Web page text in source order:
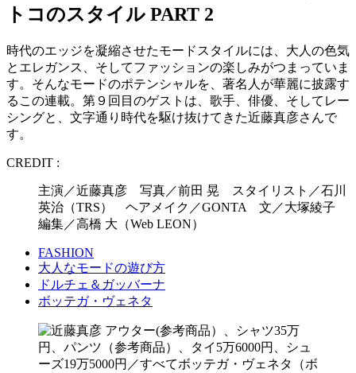
トコのスタイル PART 2
時代のエッジを凝縮させたモードスタイルには、大人の色気
とエレガンス、そしてファッションの楽しみがつまっていま
す。そんなモードのポテンシャルを、著名人が華麗に披露す
るこの連載。第９回目のゲストは、歌手、俳優、そしてレー
シングと、文字通り時代を駆け抜けてきた近藤真彦さんで
す。
CREDIT :
主演／近藤真彦 写真／前田 晃 スタイリスト／石川
英治（TRS） ヘアメイク／GONTA 文／大塚綾子
編集／高橋 大（Web LEON）
FASHION
大人なモードの遊び方
ドルチェ＆ガッバーナ
ボッテガ・ヴェネタ